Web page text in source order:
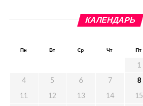
КАЛЕНДАРЬ
Пн Вт Ср Чт Пт
1
4
5 6 7 8
11
12 13 14 15